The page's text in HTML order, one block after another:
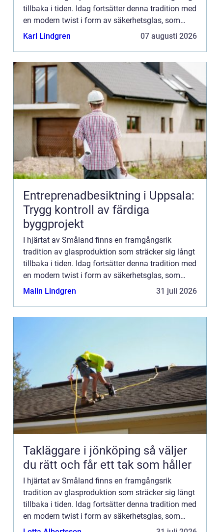
tillbaka i tiden. Idag fortsätter denna tradition med
en modern twist i form av säkerhetsglas, som
kombinerar estetik ...
Karl Lindgren 07 augusti 2026
Entreprenadbesiktning i Uppsala:
Trygg kontroll av färdiga
byggprojekt
I hjärtat av Småland finns en framgångsrik
tradition av glasproduktion som sträcker sig långt
tillbaka i tiden. Idag fortsätter denna tradition med
en modern twist i form av säkerhetsglas, som
kombinerar estetik ...
Malin Lindgren 31 juli 2026
Takläggare i jönköping så väljer
du rätt och får ett tak som håller
I hjärtat av Småland finns en framgångsrik
tradition av glasproduktion som sträcker sig långt
tillbaka i tiden. Idag fortsätter denna tradition med
en modern twist i form av säkerhetsglas, som
kombinerar estetik ...